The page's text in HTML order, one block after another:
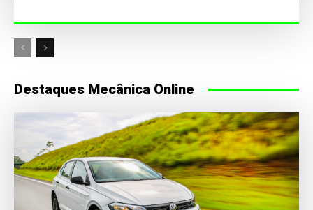
Destaques Mecânica Online